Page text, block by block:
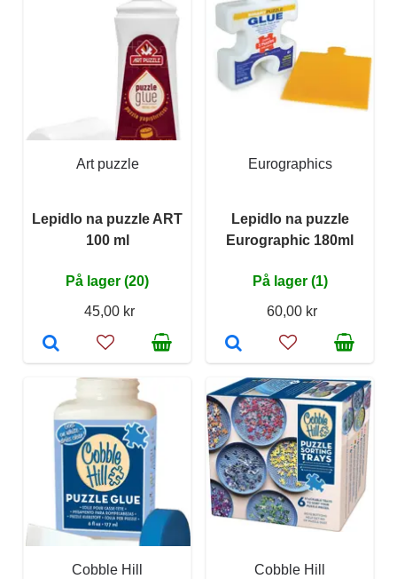
Art puzzle
Lepidlo na puzzle ART
100 ml
På lager (20)
45,00 kr
Eurographics
Lepidlo na puzzle
Eurographic 180ml
På lager (1)
60,00 kr
Cobble Hill Cobble Hill